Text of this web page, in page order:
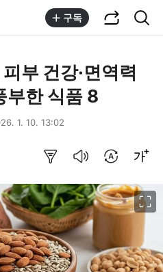
구독
부 건강·면역력
부한 식품 8
1. 10. 13:02